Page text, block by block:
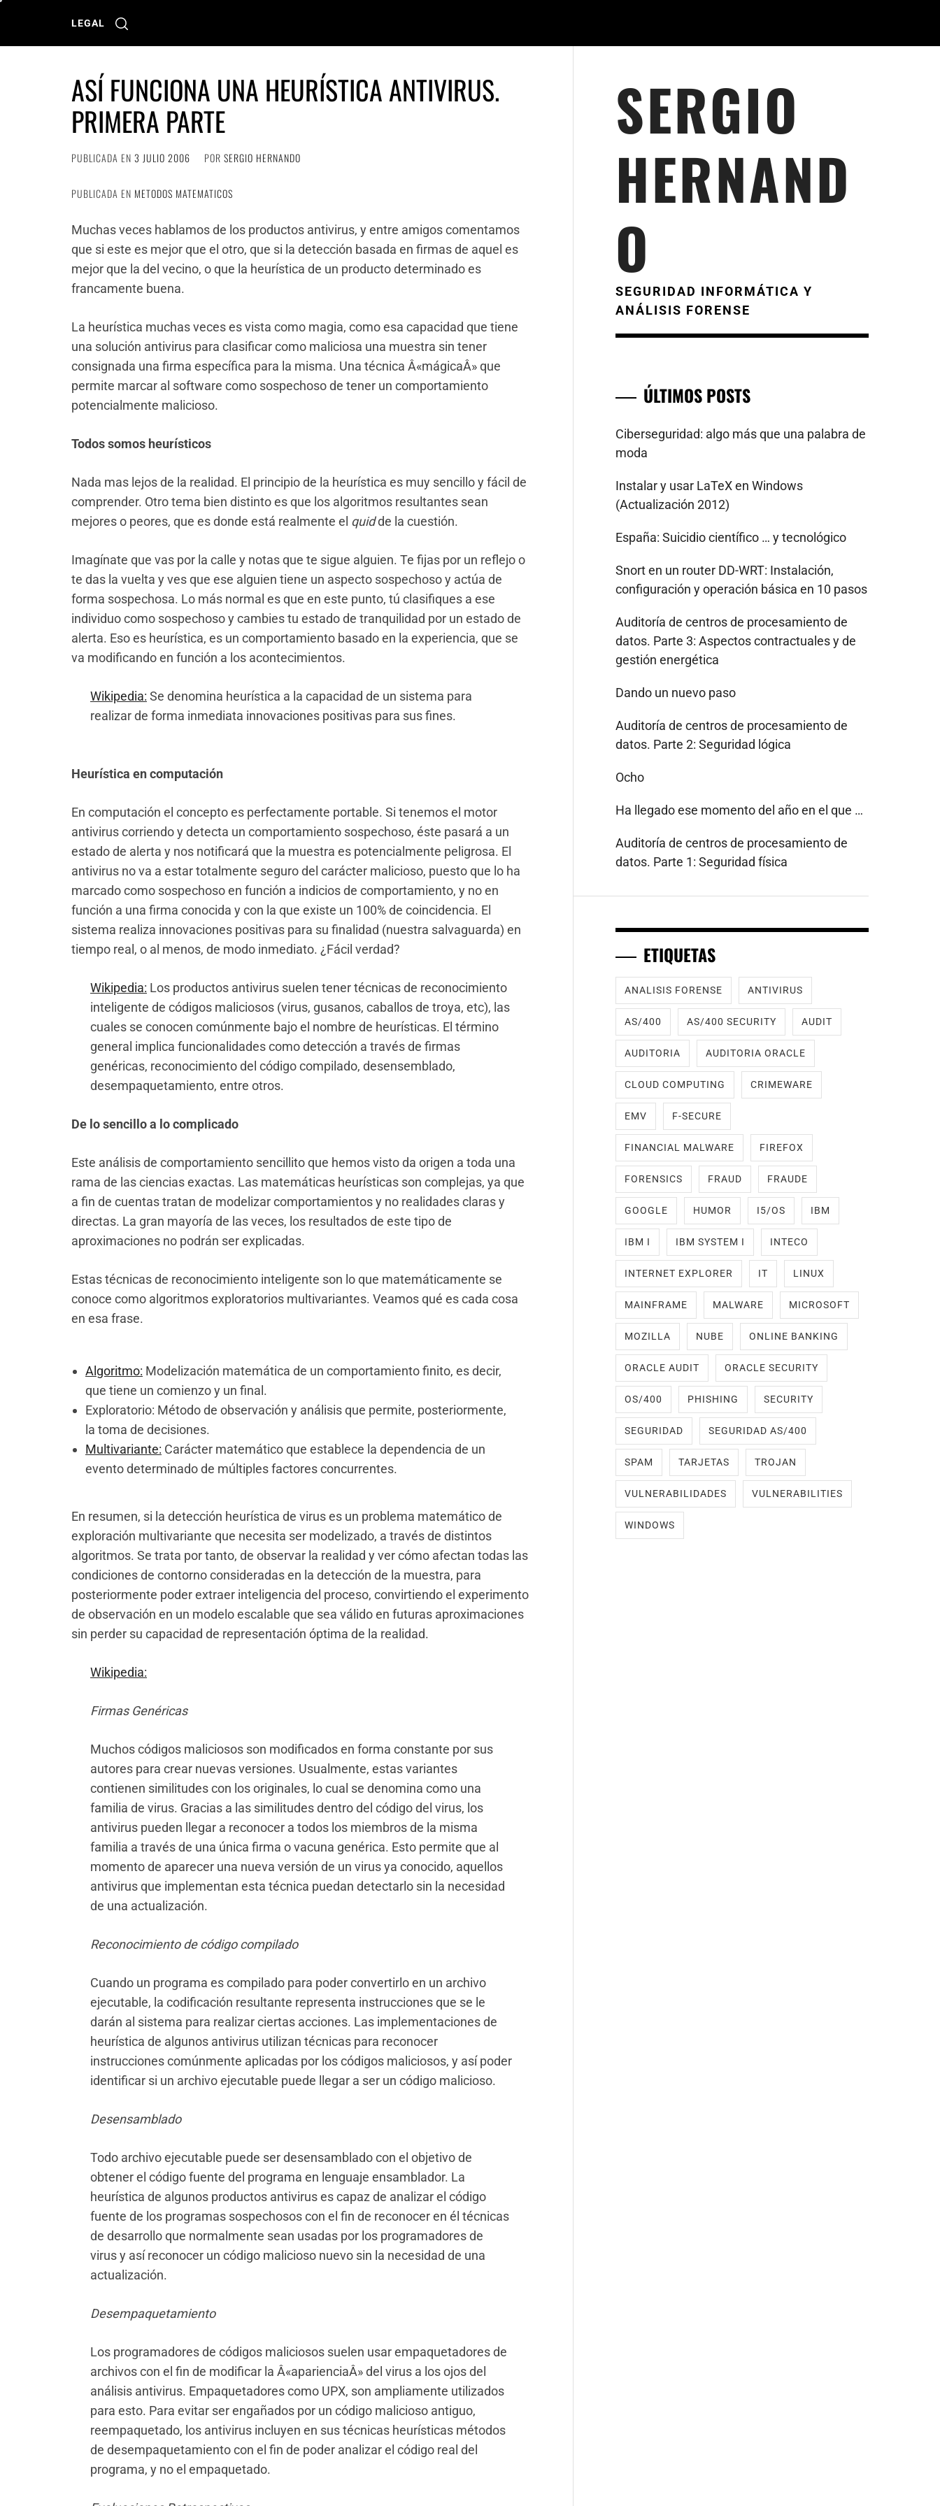
LEGAL
ASÍ FUNCIONA UNA HEURÍSTICA ANTIVIRUS.
PRIMERA PARTE
PUBLICADA EN 3 JULIO 2006 POR SERGIO HERNANDO
PUBLICADA EN METODOS MATEMATICOS
Muchas veces hablamos de los productos antivirus, y entre amigos comentamos
que si este es mejor que el otro, que si la detección basada en firmas de aquel es
mejor que la del vecino, o que la heurística de un producto determinado es
francamente buena.
La heurística muchas veces es vista como magia, como esa capacidad que tiene
una solución antivirus para clasificar como maliciosa una muestra sin tener
consignada una firma específica para la misma. Una técnica Â«mágicaÂ» que
permite marcar al software como sospechoso de tener un comportamiento
potencialmente malicioso.
Todos somos heurísticos
Nada mas lejos de la realidad. El principio de la heurística es muy sencillo y fácil de
comprender. Otro tema bien distinto es que los algoritmos resultantes sean
mejores o peores, que es donde está realmente el quidde la cuestión.
Imagínate que vas por la calle y notas que te sigue alguien. Te fijas por un reflejo o
te das la vuelta y ves que ese alguien tiene un aspecto sospechoso y actúa de
forma sospechosa. Lo más normal es que en este punto, tú clasifiques a ese
individuo como sospechoso y cambies tu estado de tranquilidad por un estado de
alerta. Eso es heurística, es un comportamiento basado en la experiencia, que se
va modificando en función a los acontecimientos.
Wikipedia: Se denomina heurística a la capacidad de un sistema para
realizar de forma inmediata innovaciones positivas para sus fines.
Heurística en computación
En computación el concepto es perfectamente portable. Si tenemos el motor
antivirus corriendo y detecta un comportamiento sospechoso, éste pasará a un
estado de alerta y nos notificará que la muestra es potencialmente peligrosa. El
antivirus no va a estar totalmente seguro del carácter malicioso, puesto que lo ha
marcado como sospechoso en función a indicios de comportamiento, y no en
función a una firma conocida y con la que existe un 100% de coincidencia. El
sistema realiza innovaciones positivas para su finalidad (nuestra salvaguarda) en
tiempo real, o al menos, de modo inmediato. ¿Fácil verdad?
Wikipedia: Los productos antivirus suelen tener técnicas de reconocimiento
inteligente de códigos maliciosos (virus, gusanos, caballos de troya, etc), las
cuales se conocen comúnmente bajo el nombre de heurísticas. El término
general implica funcionalidades como detección a través de firmas
genéricas, reconocimiento del código compilado, desensemblado,
desempaquetamiento, entre otros.
De lo sencillo a lo complicado
Este análisis de comportamiento sencillito que hemos visto da origen a toda una
rama de las ciencias exactas. Las matemáticas heurísticas son complejas, ya que
a fin de cuentas tratan de modelizar comportamientos y no realidades claras y
directas. La gran mayoría de las veces, los resultados de este tipo de
aproximaciones no podrán ser explicadas.
Estas técnicas de reconocimiento inteligente son lo que matemáticamente se
conoce como algoritmos exploratorios multivariantes. Veamos qué es cada cosa
en esa frase.
Algoritmo: Modelización matemática de un comportamiento finito, es decir,
que tiene un comienzo y un final.
Exploratorio: Método de observación y análisis que permite, posteriormente,
la toma de decisiones.
Multivariante: Carácter matemático que establece la dependencia de un
evento determinado de múltiples factores concurrentes.
En resumen, si la detección heurística de virus es un problema matemático de
exploración multivariante que necesita ser modelizado, a través de distintos
algoritmos. Se trata por tanto, de observar la realidad y ver cómo afectan todas las
condiciones de contorno consideradas en la detección de la muestra, para
posteriormente poder extraer inteligencia del proceso, convirtiendo el experimento
de observación en un modelo escalable que sea válido en futuras aproximaciones
sin perder su capacidad de representación óptima de la realidad.
Wikipedia:
Firmas Genéricas
Muchos códigos maliciosos son modificados en forma constante por sus
autores para crear nuevas versiones. Usualmente, estas variantes
contienen similitudes con los originales, lo cual se denomina como una
familia de virus. Gracias a las similitudes dentro del código del virus, los
antivirus pueden llegar a reconocer a todos los miembros de la misma
familia a través de una única firma o vacuna genérica. Esto permite que al
momento de aparecer una nueva versión de un virus ya conocido, aquellos
antivirus que implementan esta técnica puedan detectarlo sin la necesidad
de una actualización.
Reconocimiento de código compilado
Cuando un programa es compilado para poder convertirlo en un archivo
ejecutable, la codificación resultante representa instrucciones que se le
darán al sistema para realizar ciertas acciones. Las implementaciones de
heurística de algunos antivirus utilizan técnicas para reconocer
instrucciones comúnmente aplicadas por los códigos maliciosos, y así poder
identificar si un archivo ejecutable puede llegar a ser un código malicioso.
Desensamblado
Todo archivo ejecutable puede ser desensamblado con el objetivo de
obtener el código fuente del programa en lenguaje ensamblador. La
heurística de algunos productos antivirus es capaz de analizar el código
fuente de los programas sospechosos con el fin de reconocer en él técnicas
de desarrollo que normalmente sean usadas por los programadores de
virus y así reconocer un código malicioso nuevo sin la necesidad de una
actualización.
Desempaquetamiento
Los programadores de códigos maliciosos suelen usar empaquetadores de
archivos con el fin de modificar la Â«aparienciaÂ» del virus a los ojos del
análisis antivirus. Empaquetadores como UPX, son ampliamente utilizados
para esto. Para evitar ser engañados por un código malicioso antiguo,
reempaquetado, los antivirus incluyen en sus técnicas heurísticas métodos
de desempaquetamiento con el fin de poder analizar el código real del
programa, y no el empaquetado.
SERGIO
HERNAND
O
SEGURIDAD INFORMÁTICA Y
ANÁLISIS FORENSE
ÚLTIMOS POSTS
Ciberseguridad: algo más que una palabra de
moda
Instalar y usar LaTeX en Windows
(Actualización 2012)
España: Suicidio científico … y tecnológico
Snort en un router DD-WRT: Instalación,
configuración y operación básica en 10 pasos
Auditoría de centros de procesamiento de
datos. Parte 3: Aspectos contractuales y de
gestión energética
Dando un nuevo paso
Auditoría de centros de procesamiento de
datos. Parte 2: Seguridad lógica
Ocho
Ha llegado ese momento del año en el que …
Auditoría de centros de procesamiento de
datos. Parte 1: Seguridad física
ETIQUETAS
ANALISIS FORENSE ANTIVIRUS
AS/400 AS/400 SECURITY AUDIT
AUDITORIA AUDITORIA ORACLE
CLOUD COMPUTING CRIMEWARE
EMV F-SECURE
FINANCIAL MALWARE FIREFOX
FORENSICS FRAUD FRAUDE
GOOGLE HUMOR I5/OS IBM
IBM I IBM SYSTEM I INTECO
INTERNET EXPLORER IT LINUX
MAINFRAME MALWARE MICROSOFT
MOZILLA NUBE ONLINE BANKING
ORACLE AUDIT ORACLE SECURITY
OS/400 PHISHING SECURITY
SEGURIDAD SEGURIDAD AS/400
SPAM TARJETAS TROJAN
VULNERABILIDADES VULNERABILITIES
WINDOWS